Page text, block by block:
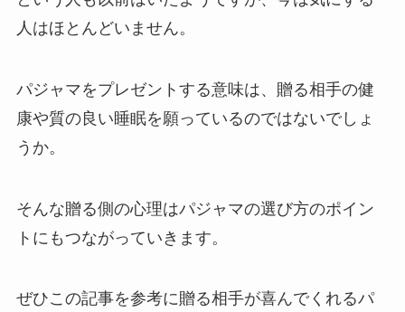
人はほとんどいません。
パジャマをプレゼントする意味は、贈る相手の健
康や質の良い睡眠を願っているのではないでしょ
うか。
そんな贈る側の心理はパジャマの選び方のポイン
トにもつながっていきます。
ぜひこの記事を参考に贈る相手が喜んでくれるパ